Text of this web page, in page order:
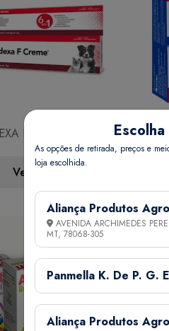
F CREME 15 GR
Ver Preço
As opções de retirada, preços e
loja escolhida.
Aliança Produtos
AVENIDA ARCHIMEDES
MT, 78068-305
Panmella K. De P. G.
Aliança Produtos